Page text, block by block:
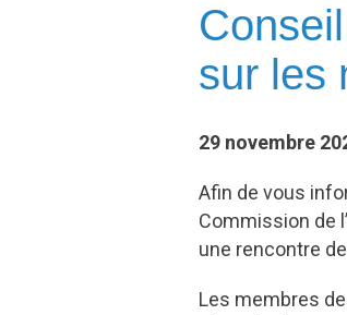
sur les
29 novembre
Afin de vous
Commission de
une rencontre
Les membres